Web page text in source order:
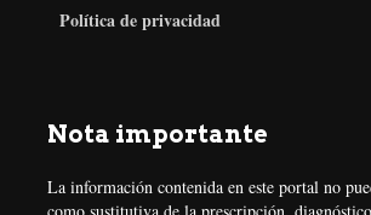
Política de privacidad
Nota importante
La información contenida en este portal no
como sustitutiva de la prescripción,